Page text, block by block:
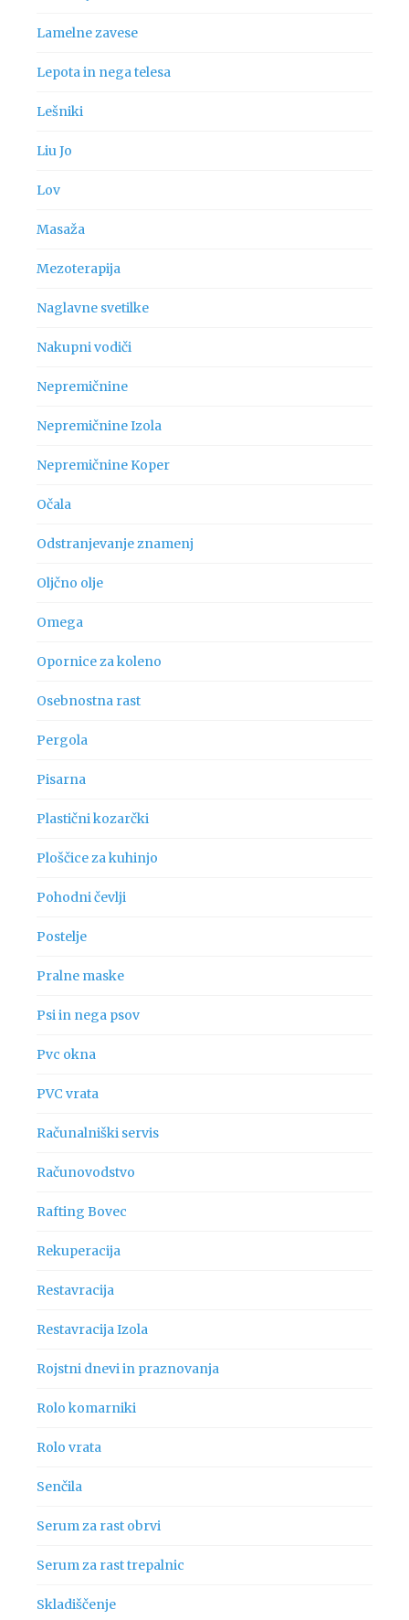
Lamelne zavese
Lepota in nega telesa
Lešniki
Liu Jo
Lov
Masaža
Mezoterapija
Naglavne svetilke
Nakupni vodiči
Nepremičnine
Nepremičnine Izola
Nepremičnine Koper
Očala
Odstranjevanje znamenj
Oljčno olje
Omega
Opornice za koleno
Osebnostna rast
Pergola
Pisarna
Plastični kozarčki
Ploščice za kuhinjo
Pohodni čevlji
Postelje
Pralne maske
Psi in nega psov
Pvc okna
PVC vrata
Računalniški servis
Računovodstvo
Rafting Bovec
Rekuperacija
Restavracija
Restavracija Izola
Rojstni dnevi in praznovanja
Rolo komarniki
Rolo vrata
Senčila
Serum za rast obrvi
Serum za rast trepalnic
Skladiščenje